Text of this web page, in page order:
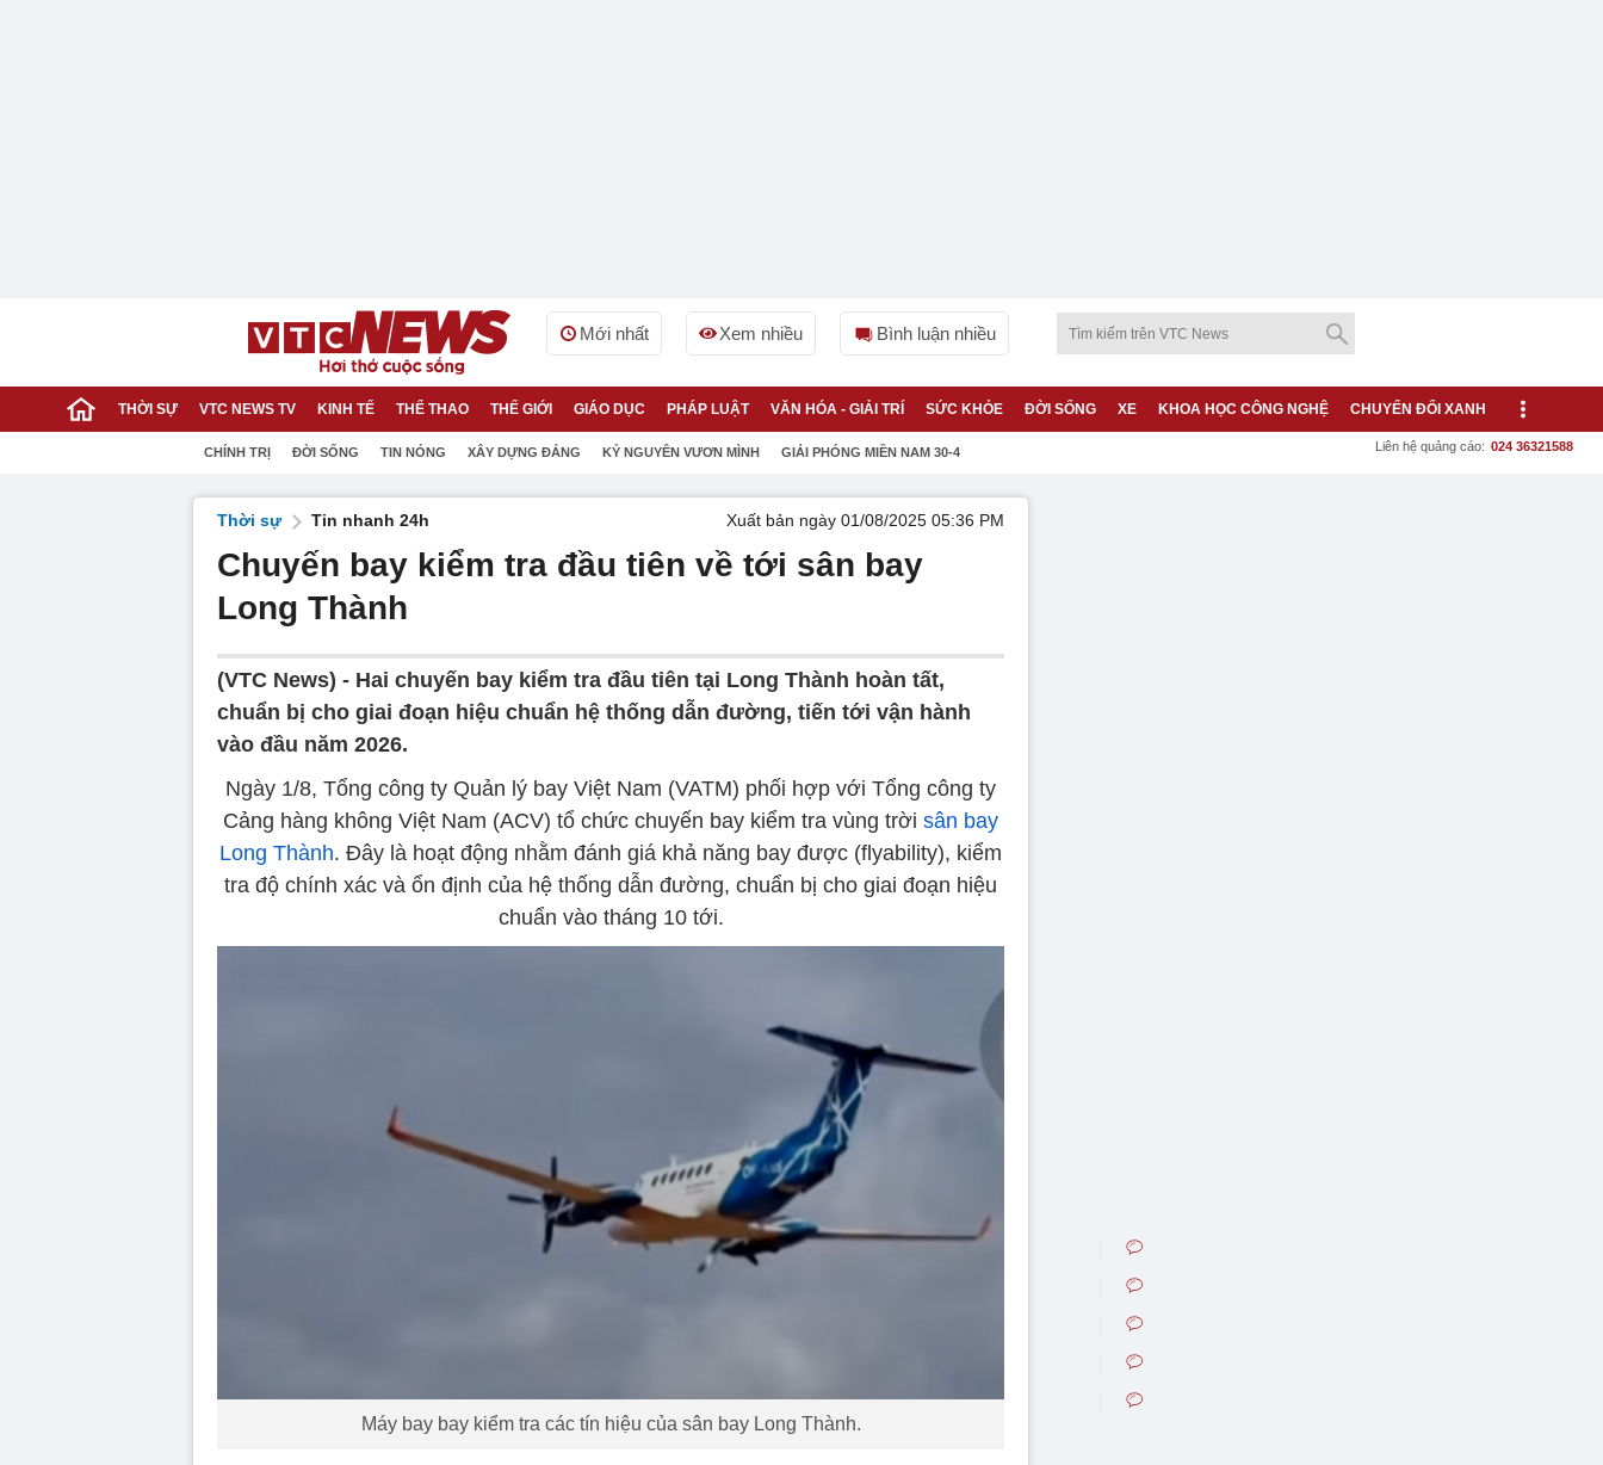
Mới nhất Xem nhiều Bình luận nhiều
THỜI SỰ VTC NEWS TV KINH TẾ THỂ THAO THẾ GIỚI GIÁO DỤC PHÁP LUẬT VĂN HÓA - GIẢI TRÍ SỨC KHỎE ĐỜI SỐNG XE KHOA HỌC CÔNG NGHỆ CHUYỂN ĐỔI XANH
CHÍNH TRỊ ĐỜI SỐNG TIN NÓNG XÂY DỰNG ĐẢNG KỶ NGUYÊN VƯƠN MÌNH GIẢI PHÓNG MIỀN NAM 30-4 Liên hệ quảng cáo: 024 36321588
Thời sự Tin nhanh 24h Xuất bản ngày 01/08/2025 05:36 PM
Chuyến bay kiểm tra đầu tiên về tới sân bay
Long Thành
(VTC News) - Hai chuyến bay kiểm tra đầu tiên tại Long Thành hoàn tất,
chuẩn bị cho giai đoạn hiệu chuẩn hệ thống dẫn đường, tiến tới vận hành
vào đầu năm 2026.
Ngày 1/8, Tổng công ty Quản lý bay Việt Nam (VATM) phối hợp với Tổng công ty
Cảng hàng không Việt Nam (ACV) tổ chức chuyến bay kiểm tra vùng trời sân bay
Long Thành. Đây là hoạt động nhằm đánh giá khả năng bay được (flyability), kiểm
tra độ chính xác và ổn định của hệ thống dẫn đường, chuẩn bị cho giai đoạn hiệu
chuẩn vào tháng 10 tới.
Máy bay bay kiểm tra các tín hiệu của sân bay Long Thành.